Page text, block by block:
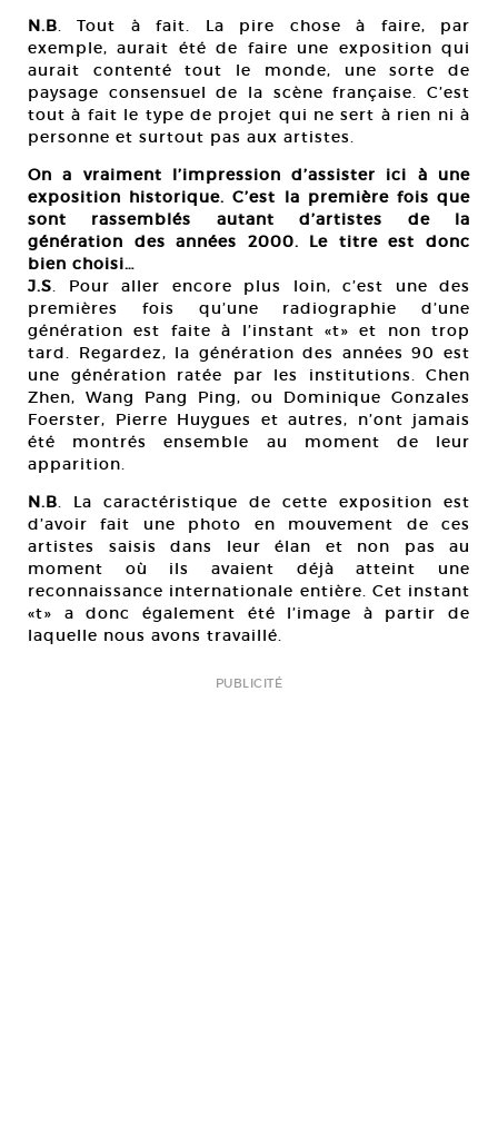
N.B. Tout à fait. La pire chose à faire, par
exemple, aurait été de faire une exposition qui
aurait contenté tout le monde, une sorte de
paysage consensuel de la scène française. C’est
tout à fait le type de projet qui ne sert à rien ni à
personne et surtout pas aux artistes.
On a vraiment l’impression d’assister ici à une
exposition historique. C’est la première fois que
sont rassemblés autant d’artistes de la
génération des années 2000. Le titre est donc
bien choisi…
J.S. Pour aller encore plus loin, c’est une des
premières fois qu’une radiographie d’une
génération est faite à l’instant «t» et non trop
tard. Regardez, la génération des années 90 est
une génération ratée par les institutions. Chen
Zhen, Wang Pang Ping, ou Dominique Gonzales
Foerster, Pierre Huygues et autres, n’ont jamais
été montrés ensemble au moment de leur
apparition.
N.B. La caractéristique de cette exposition est
d’avoir fait une photo en mouvement de ces
artistes saisis dans leur élan et non pas au
moment où ils avaient déjà atteint une
reconnaissance internationale entière. Cet instant
«t» a donc également été l’image à partir de
laquelle nous avons travaillé.
PUBLICITÉ